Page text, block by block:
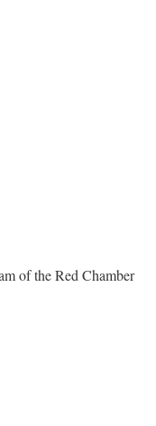
of the Red Chamber